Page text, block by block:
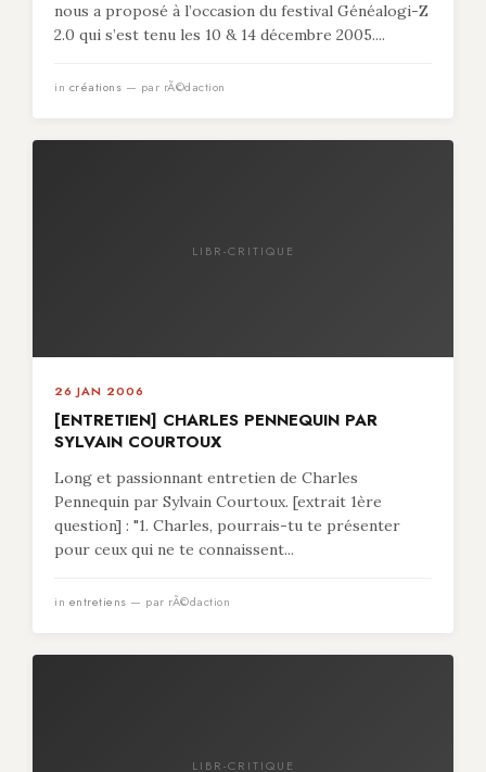
nous a proposé à l’occasion du festival Généalogi-Z
2.0 qui s’est tenu les 10 & 14 décembre 2005....
in créations — par rÃ©daction
LIBR-CRITIQUE
26 JAN 2006
[ENTRETIEN] CHARLES PENNEQUIN PAR
SYLVAIN COURTOUX
Long et passionnant entretien de Charles
Pennequin par Sylvain Courtoux. [extrait 1ère
question] : "1. Charles, pourrais-tu te présenter
pour ceux qui ne te connaissent...
in entretiens — par rÃ©daction
LIBR-CRITIQUE